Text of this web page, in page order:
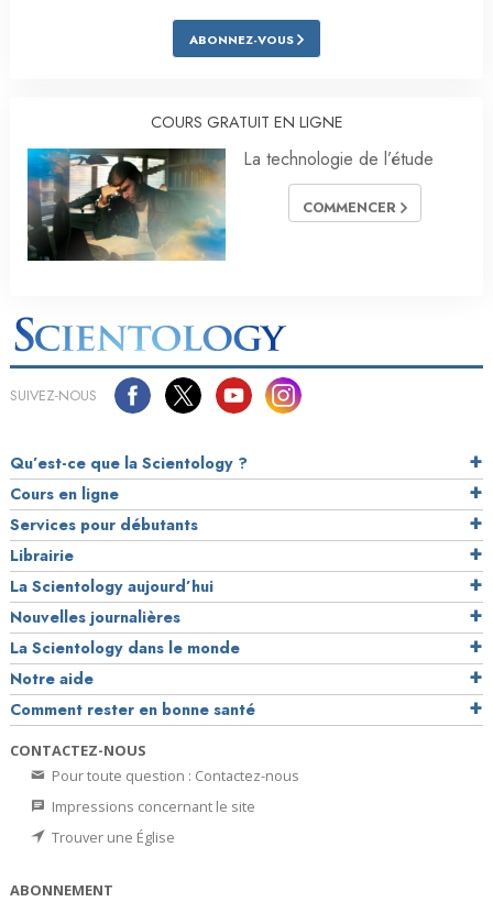
ABONNEZ-VOUS
COURS GRATUIT EN LIGNE
La technologie de l’étude
COMMENCER
SUIVEZ-NOUS
Qu’est-ce que la Scientology ?
Cours en ligne
Services pour débutants
Librairie
La Scientology aujourd’hui
Nouvelles journalières
La Scientology dans le monde
Notre aide
Comment rester en bonne santé
CONTACTEZ-NOUS
Pour toute question : Contactez-nous
Impressions concernant le site
Trouver une Église
ABONNEMENT